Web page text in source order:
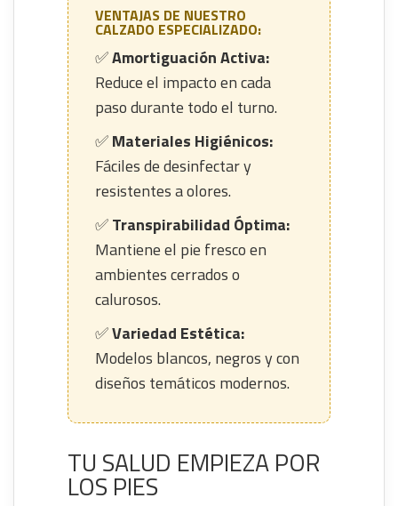
VENTAJAS DE NUESTRO
CALZADO ESPECIALIZADO:
✅Amortiguación Activa:
Reduce el impacto en cada
paso durante todo el turno.
✅Materiales Higiénicos:
Fáciles de desinfectar y
resistentes a olores.
✅Transpirabilidad Óptima:
Mantiene el pie fresco en
ambientes cerrados o
calurosos.
✅Variedad Estética:
Modelos blancos, negros y con
diseños temáticos modernos.
TU SALUD EMPIEZA POR
LOS PIES